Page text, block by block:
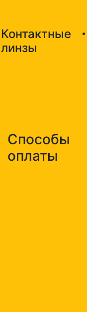
Контактные
линзы
Способы
оплаты